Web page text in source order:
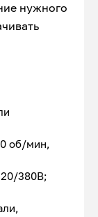
нужного
об/мин,
380В;